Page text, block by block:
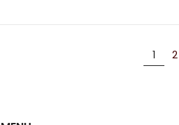
1 2